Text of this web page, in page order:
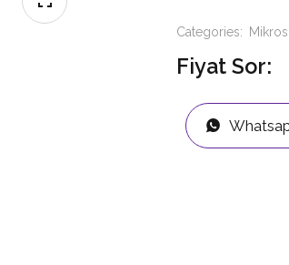
Categories:
Fiyat Sor: